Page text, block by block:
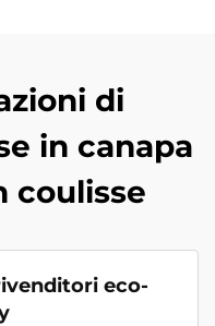
di
in canapa
coulisse
eco-